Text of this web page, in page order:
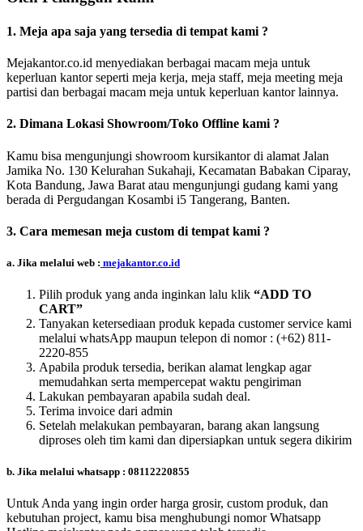
1. Meja apa saja yang tersedia di tempat kami ?
Mejakantor.co.id menyediakan berbagai macam meja untuk
keperluan kantor seperti meja kerja, meja staff, meja meeting meja
partisi dan berbagai macam meja untuk keperluan kantor lainnya.
2. Dimana Lokasi Showroom/Toko Offline kami ?
Kamu bisa mengunjungi showroom kursikantor di alamat Jalan
Jamika No. 130 Kelurahan Sukahaji, Kecamatan Babakan Ciparay,
Kota Bandung, Jawa Barat atau mengunjungi gudang kami yang
berada di Pergudangan Kosambi i5 Tangerang, Banten.
3. Cara memesan meja custom di tempat kami ?
a. Jika melalui web : mejakantor.co.id
Pilih produk yang anda inginkan lalu klik “ADD TO
CART”
Tanyakan ketersediaan produk kepada customer service kami
melalui whatsApp maupun telepon di nomor : (+62) 811-
2220-855
Apabila produk tersedia, berikan alamat lengkap agar
memudahkan serta mempercepat waktu pengiriman
Lakukan pembayaran apabila sudah deal.
Terima invoice dari admin
Setelah melakukan pembayaran, barang akan langsung
diproses oleh tim kami dan dipersiapkan untuk segera dikirim
b. Jika melalui whatsapp : 08112220855
Untuk Anda yang ingin order harga grosir, custom produk, dan
kebutuhan project, kamu bisa menghubungi nomor Whatsapp